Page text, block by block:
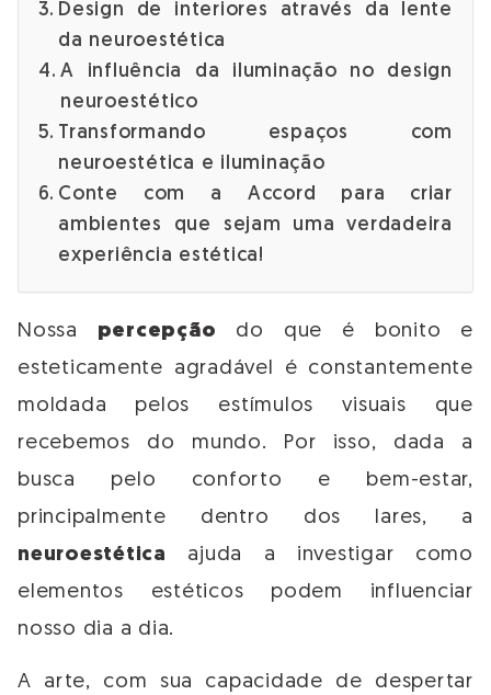
Design de interiores através da lente
da neuroestética
A influência da iluminação no design
neuroestético
Transformando espaços com
neuroestética e iluminação
Conte com a Accord para criar
ambientes que sejam uma verdadeira
experiência estética!
Nossa percepção do que é bonito e
esteticamente agradável é constantemente
moldada pelos estímulos visuais que
recebemos do mundo. Por isso, dada a
busca pelo conforto e bem-estar,
principalmente dentro dos lares, a
neuroestética ajuda a investigar como
elementos estéticos podem influenciar
nosso dia a dia.
A arte, com sua capacidade de despertar